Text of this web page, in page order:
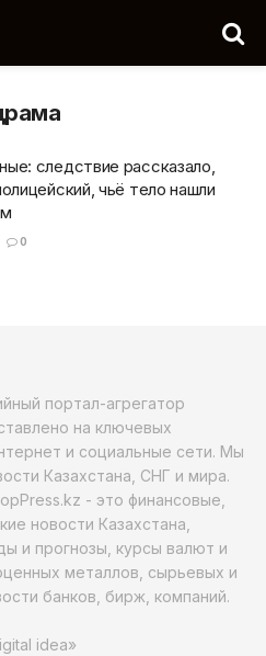
следствие рассказало,
чьё тело нашли
0
портал-агрегатор
на ключевых
и социальные сети. Мы
Казахстана, СНГ и мира.
- это финансовые,
новости Казахстана,
и прогнозы, курсы валют и
металлов, сырьевых и
банков, бирж, компаний.
idea»